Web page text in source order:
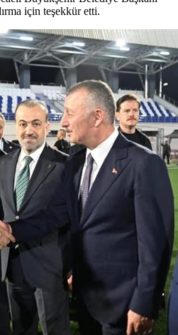
için teşekkür etti.